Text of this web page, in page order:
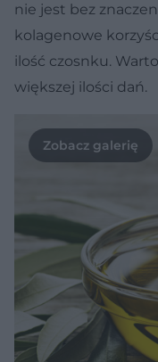
nie jest bez
kolagenowe
ilość czosnku.
większej ilości dań.